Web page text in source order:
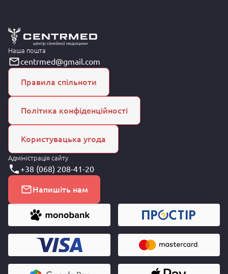
Наша пошта
centrmed@gmail.com
Правила спільноти
Політика конфіденційності
Користувацька угода
Адміністрація сайту
+38 (068) 208-41-20
Напишіть нам